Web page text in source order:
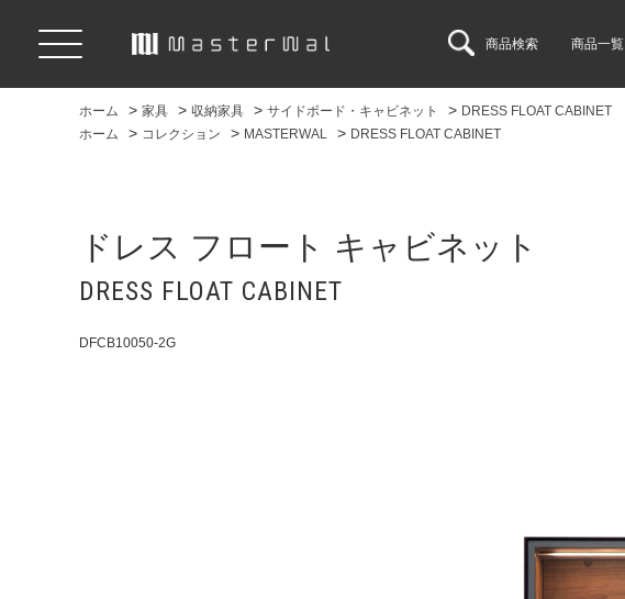
商品検索 商品一覧
ホーム > 家具 > 収納家具 > サイドボード・キャビネット > DRESS FLOAT CABINET
ホーム
> コレクション > MASTERWAL > DRESS FLOAT CABINET
ドレス フロート キャビネット
DRESS FLOAT CABINET
DFCB10050-2G